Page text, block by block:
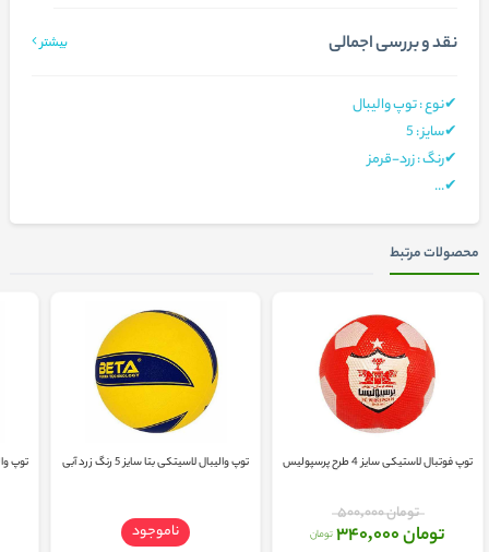
نقد و بررسی اجمالی بیشتر
✔نوع : توپ والیبال
✔سایز: 5
✔رنگ : زرد-قرمز
✔
...
محصولات مرتبط
توپ فوتبال لاستیکی سایز 4 طرح پرسپولیس
تومان 500,000
تومان 340,000 تومان
توپ والیبال لاسیتکی بتا سایز 5 رنگ زرد آبی
ناموجود
توپ